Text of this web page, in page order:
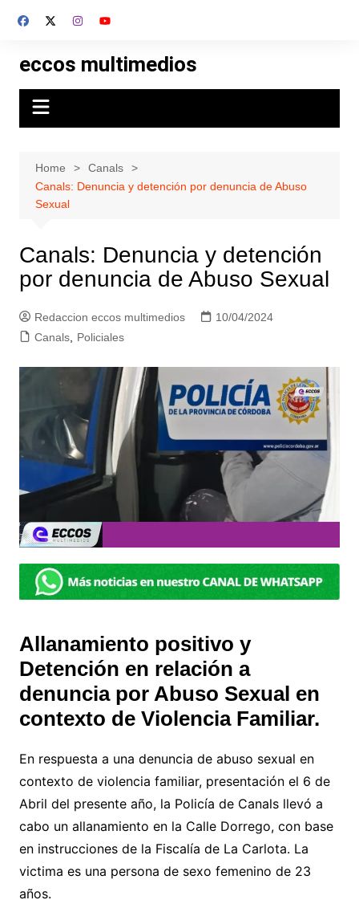
eccos multimedios
Home
Canals
Canals: Denuncia y detención por denuncia de Abuso
Sexual
Canals: Denuncia y detención
por denuncia de Abuso Sexual
Redaccion eccos multimedios
10/04/2024
Canals, Policiales
Allanamiento positivo y
Detención en relación a
denuncia por Abuso Sexual en
contexto de Violencia Familiar.
En respuesta a una denuncia de abuso sexual en
contexto de violencia familiar, presentación el 6 de
Abril del presente año, la Policía de Canals llevó a
cabo un allanamiento en la Calle Dorrego, con base
en instrucciones de la Fiscalía de La Carlota. La
victima es una persona de sexo femenino de 23
años.